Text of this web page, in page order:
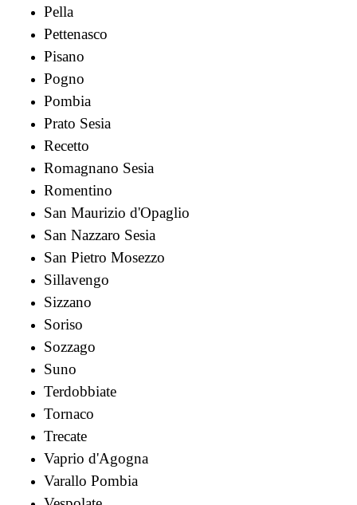
Pella
Pettenasco
Pisano
Pogno
Pombia
Prato Sesia
Recetto
Romagnano Sesia
Romentino
San Maurizio d'Opaglio
San Nazzaro Sesia
San Pietro Mosezzo
Sillavengo
Sizzano
Soriso
Sozzago
Suno
Terdobbiate
Tornaco
Trecate
Vaprio d'Agogna
Varallo Pombia